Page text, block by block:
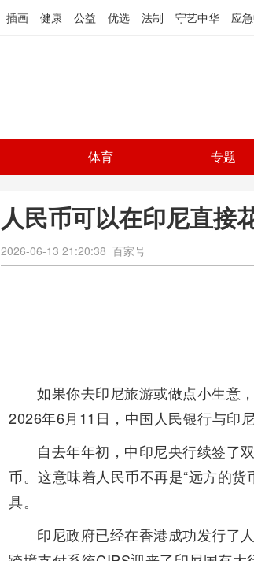
插画 健康 公益 优选 法制 守艺中华 应
体育 专题
人民币可以在印尼直接
2026-06-13 21:20:38 百家号
如果你去印尼旅游或做点小生意
2026年6月11日，中国人民银行与印
自去年年初，中印尼央行续签了
币。这意味着人民币不再是“远方的
具。
印尼政府已经在香港成功发行了